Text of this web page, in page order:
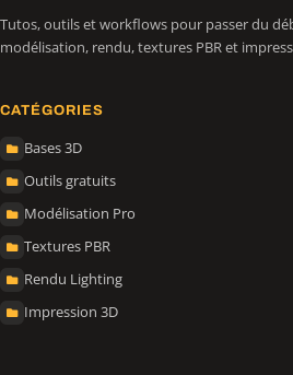
Tutos, outils et workflows pour passer du
modélisation, rendu, textures PBR et
CATÉGORIES
Bases 3D
Outils gratuits
Modélisation Pro
Textures PBR
Rendu Lighting
Impression 3D